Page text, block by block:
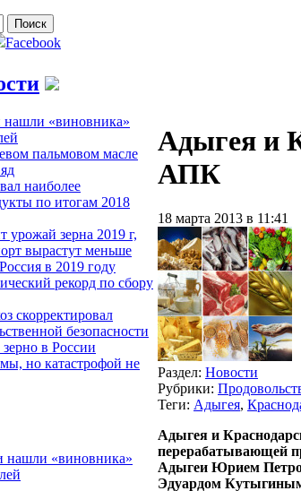
Facebook
«виновника»
пальмовом масле
наиболее
по итогам 2018
урожай зерна 2019 г,
вырастут меньше
в 2019 году
рекорд по сбору
скорректировал
безопасности
в России
но катастрофой не
нашли «виновника»
Адыгея и
АПК
18 марта 2013 в 11:41
Раздел: Новости
Рубрики:
Теги: Адыгея,
Адыгея и
перерабатывающей
Адыгеи Юрием
Эдуардом